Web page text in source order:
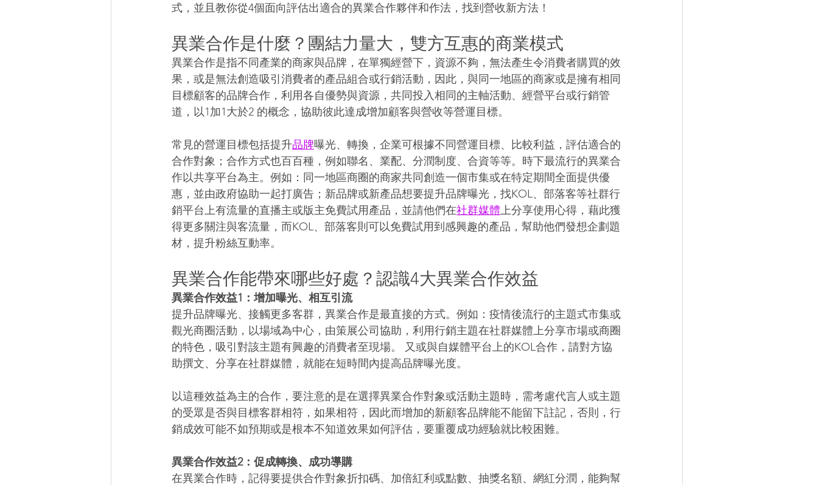
式，並且教你從4個面向評估出適合的異業合作夥伴和作法，找到營收新方法！
異業合作是什麼？團結力量大，雙方互惠的商業模式
異業合作是指不同產業的商家與品牌，在單獨經營下，資源不夠，無法產生令消費者購買的效
果，或是無法創造吸引消費者的產品組合或行銷活動，因此，與同一地區的商家或是擁有相同
目標顧客的品牌合作，利用各自優勢與資源，共同投入相同的主軸活動、經營平台或行銷管
道，以1加1大於2 的概念，協助彼此達成增加顧客與營收等營運目標。
常見的營運目標包括提升品牌曝光、轉換，企業可根據不同營運目標、比較利益，評估適合的
合作對象；合作方式也百百種，例如聯名、業配、分潤制度、合資等等。時下最流行的異業合
作以共享平台為主。例如：同一地區商圈的商家共同創造一個市集或在特定期間全面提供優
惠，並由政府協助一起打廣告；新品牌或新產品想要提升品牌曝光，找KOL、部落客等社群行
銷平台上有流量的直播主或版主免費試用產品，並請他們在社群媒體上分享使用心得，藉此獲
得更多關注與客流量，而KOL、部落客則可以免費試用到感興趣的產品，幫助他們發想企劃題
材，提升粉絲互動率。
異業合作能帶來哪些好處？認識4大異業合作效益
異業合作效益1：增加曝光、相互引流
提升品牌曝光、接觸更多客群，異業合作是最直接的方式。例如：疫情後流行的主題式市集或
觀光商圈活動，以場域為中心，由策展公司協助，利用行銷主題在社群媒體上分享市場或商圈
的特色，吸引對該主題有興趣的消費者至現場。 又或與自媒體平台上的KOL合作，請對方協
助撰文、分享在社群媒體，就能在短時間內提高品牌曝光度。
以這種效益為主的合作，要注意的是在選擇異業合作對象或活動主題時，需考慮代言人或主題
的受眾是否與目標客群相符，如果相符，因此而增加的新顧客品牌能不能留下註記，否則，行
銷成效可能不如預期或是根本不知道效果如何評估，要重覆成功經驗就比較困難。
異業合作效益2：促成轉換、成功導購
在異業合作時，記得要提供合作對象折扣碼、加倍紅利或點數、抽獎名額、網紅分潤，能夠幫